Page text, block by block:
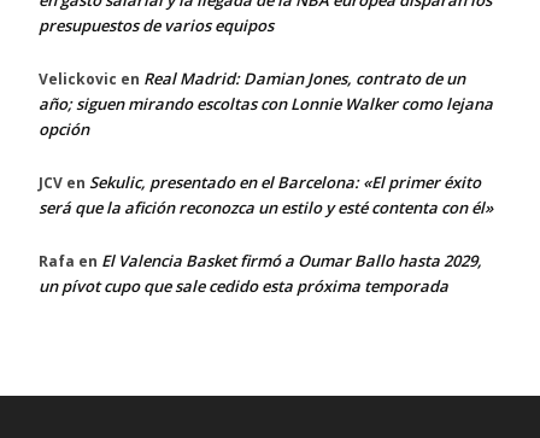
presupuestos de varios equipos
Velickovic en Real Madrid: Damian Jones, contrato de un
año; siguen mirando escoltas con Lonnie Walker como lejana
opción
JCV en Sekulic, presentado en el Barcelona: «El primer éxito
será que la afición reconozca un estilo y esté contenta con él»
Rafa en El Valencia Basket firmó a Oumar Ballo hasta 2029,
un pívot cupo que sale cedido esta próxima temporada